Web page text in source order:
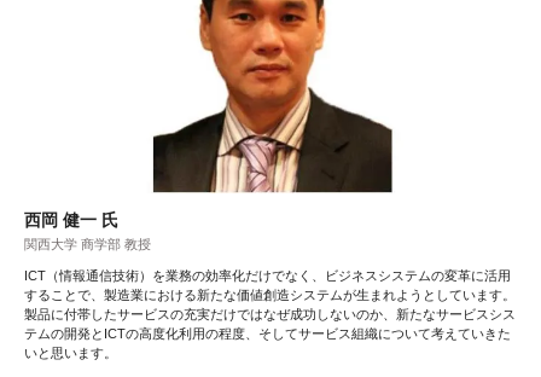
西岡 健一 氏
関西大学 商学部 教授
ICT（情報通信技術）を業務の効率化だけでなく、ビジネスシステムの変革に活用
することで、製造業における新たな価値創造システムが生まれようとしています。
製品に付帯したサービスの充実だけではなぜ成功しないのか、新たなサービスシス
テムの開発とICTの高度化利用の程度、そしてサービス組織について考えていきた
いと思います。